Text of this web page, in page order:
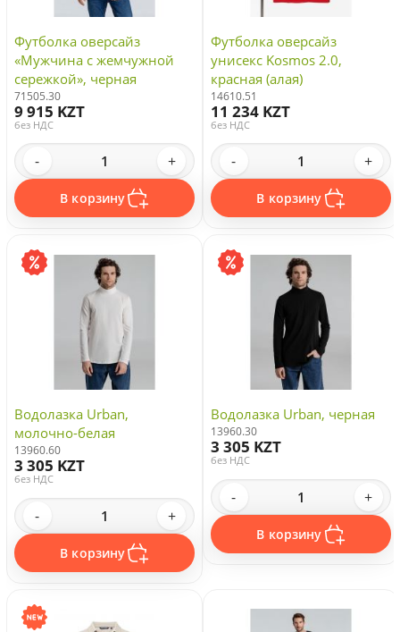
Футболка оверсайз
«Мужчина с жемчужной
сережкой», черная
71505.30
9 915 KZT
без НДС
- +
В корзину
Футболка оверсайз
унисекс Kosmos 2.0,
красная (алая)
14610.51
11 234 KZT
без НДС
- +
В корзину
Водолазка Urban,
молочно-белая
13960.60
3 305 KZT
без НДС
- +
В корзину
Водолазка Urban, черная
13960.30
3 305 KZT
без НДС
- +
В корзину